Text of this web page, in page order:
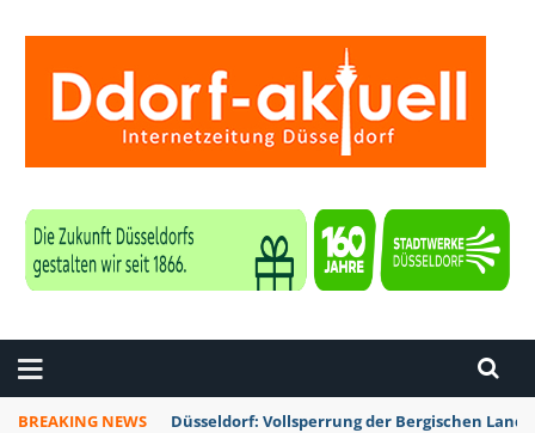
BREAKING NEWS Düsseldorf: Vollsperrung der Bergischen